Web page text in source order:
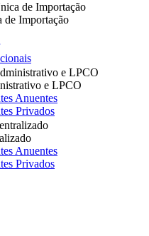
de Importação
de Importação
e LPCO
e LPCO
Anuentes
Privados
Anuentes
Privados